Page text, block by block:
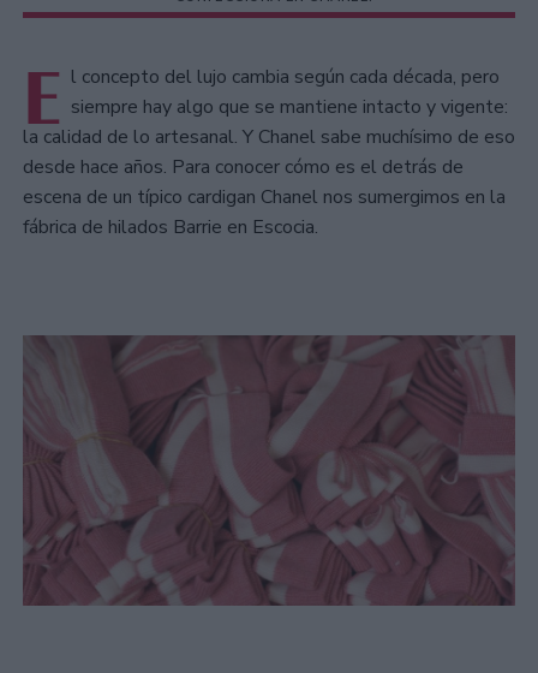
E l concepto del lujo cambia según cada década, pero
siempre hay algo que se mantiene intacto y vigente:
la calidad de lo artesanal. Y Chanel sabe muchísimo de eso
desde hace años. Para conocer cómo es el detrás de
escena de un típico cardigan Chanel nos sumergimos en la
fábrica de hilados Barrie en Escocia.